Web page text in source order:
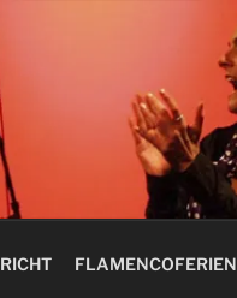
FLAMENCOFERIEN